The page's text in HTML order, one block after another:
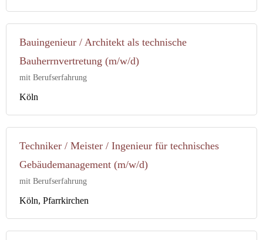
Bauingenieur / Architekt als technische
Bauherrnvertretung (m/w/d)
mit Berufserfahrung
Köln
Techniker / Meister / Ingenieur für technisches
Gebäudemanagement (m/w/d)
mit Berufserfahrung
Köln, Pfarrkirchen